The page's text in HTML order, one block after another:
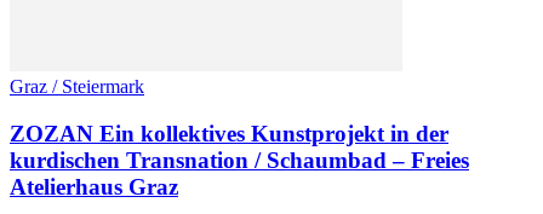
Graz / Steiermark
ZOZAN Ein kollektives Kunstprojekt in der
kurdischen Transnation / Schaumbad – Freies
Atelierhaus Graz